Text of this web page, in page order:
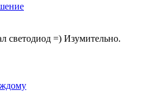
светодиод =) Изумительно.